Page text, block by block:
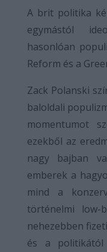
A brit politika
egymástól
hasonlóan
Reform és a
Zack Polanski
baloldali
momentumot
ezekből az
nagy bajban
emberek a
mind a
történelmi low-
nehezebben
és a politikától